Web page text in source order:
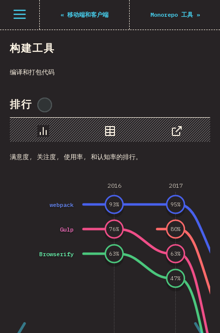
打开菜单 « 移动端和客户端 Monorepo 工具»
构建工具
编译和打包代码
排行
图表 数据
分享
满意度, 关注度, 使用率, 和认知率的排行。
2016 2017
webpack
Gulp
Browserify
93% 95%
76%
63%
80%
63%
47%
Navigated to The State of JS 2021